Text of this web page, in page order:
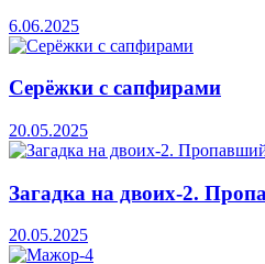
6.06.2025
Серёжки с сапфирами
20.05.2025
Загадка на двоих-2.
20.05.2025